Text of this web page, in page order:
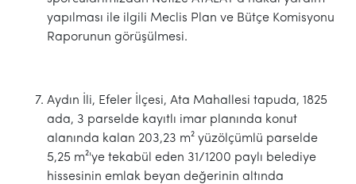
yapılması ile ilgili Meclis Plan ve Bütçe Komisyonu
Raporunun görüşülmesi.
Aydın İli, Efeler İlçesi, Ata Mahallesi tapuda, 1825
ada, 3 parselde kayıtlı imar planında konut
alanında kalan 203,23 m² yüzölçümlü parselde
5,25 m²'ye tekabül eden 31/1200 paylı belediye
hissesinin emlak beyan değerinin altında